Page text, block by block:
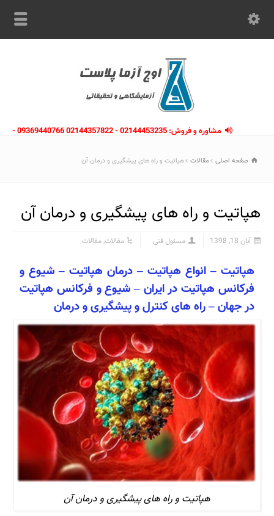
مشاوره و فروش: 02144453235 - 02144357822 09369440766 -
صفحه اصلی مقالات هپاتیت و راه های پیشگیری و درمان آن
هپاتیت و راه های پیشگیری و درمان آن
آبان 18, 1398 مسئول فنی مقالات,مقالات
هپاتیت – انواع هپاتیت – درمان هپاتیت – شیوع و
فرکانس هپاتیت در ایران – شیوع و فرکانس هپاتیت
در جهان – راه های کنترل و پیشگیری و درمان
هپاتیت و راه های پیشگیری و درمان آن